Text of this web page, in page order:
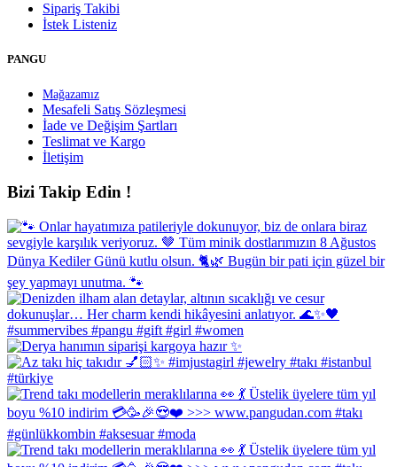
Sipariş Takibi
İstek Listeniz
PANGU
Mağazamız
Mesafeli Satış Sözleşmesi
İade ve Değişim Şartları
Teslimat ve Kargo
İletişim
Bizi Takip Edin !